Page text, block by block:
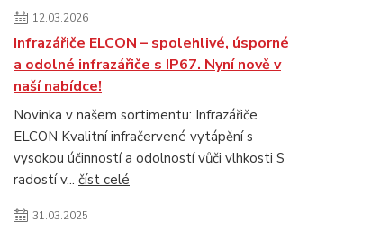
12.03.2026
Infrazářiče ELCON – spolehlivé, úsporné
a odolné infrazářiče s IP67. Nyní nově v
naší nabídce!
Novinka v našem sortimentu: Infrazářiče
ELCON Kvalitní infračervené vytápění s
vysokou účinností a odolností vůči vlhkosti S
radostí v... číst celé
31.03.2025